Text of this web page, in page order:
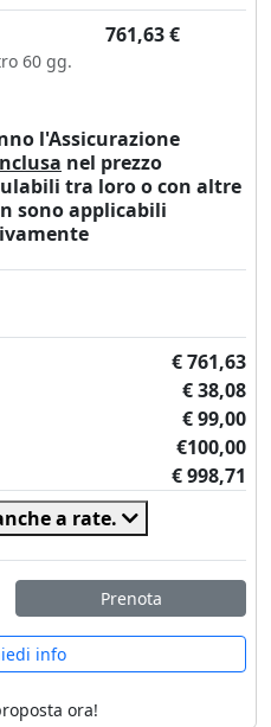
761,63€
60 gg.
l'Assicurazione
nel prezzo
tra loro o con altre
sono applicabili
€ 761,63
€ 38,08
€ 99,00
€100,00
€ 998,71
a rate.
Prenota
info
ora!